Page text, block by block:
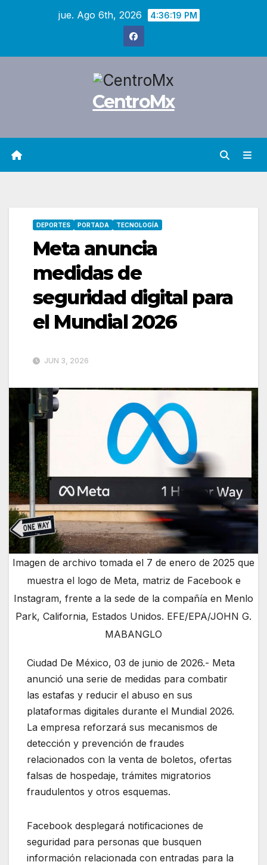
jue. Ago 6th, 2026 4:36:20 PM
CentroMx
DEPORTES PORTADA TECNOLOGÍA
Meta anuncia
medidas de
seguridad digital para
el Mundial 2026
JUN 3, 2026
Imagen de archivo tomada el 7 de enero de 2025 que
muestra el logo de Meta, matriz de Facebook e
Instagram, frente a la sede de la compañía en Menlo
Park, California, Estados Unidos. EFE/EPA/JOHN G.
MABANGLO
Ciudad De México, 03 de junio de 2026.- Meta
anunció una serie de medidas para combatir
las estafas y reducir el abuso en sus
plataformas digitales durante el Mundial 2026.
La empresa reforzará sus mecanismos de
detección y prevención de fraudes
relacionados con la venta de boletos, ofertas
falsas de hospedaje, trámites migratorios
fraudulentos y otros esquemas.
Facebook desplegará notificaciones de
seguridad para personas que busquen
información relacionada con entradas para la